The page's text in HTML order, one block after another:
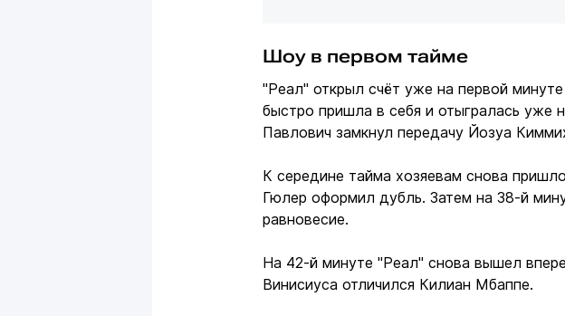
Шоу в первом тайме
"Реал" открыл счёт уже на первой
быстро пришла в себя и отыгралась уже
Павлович замкнул передачу Йозуа
К середине тайма хозяевам снова
Гюлер оформил дубль. Затем на 38-й
равновесие.
На 42-й минуте "Реал" снова вышел
Винисиуса отличился Килиан Мбаппе.